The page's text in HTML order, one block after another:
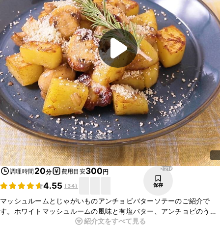
調理時間 20分 費用目安300円
4.55 ( 34)
2216
保存
マッシュルームとじゃがいものアンチョビバターソテーのご紹介で
す。ホワイトマッシュルームの風味と有塩バター、アンチョビのうま
味がじゃがいもに絡んでとてもよく合い、ついついお箸が止まらなく
紹介文をすべて見る